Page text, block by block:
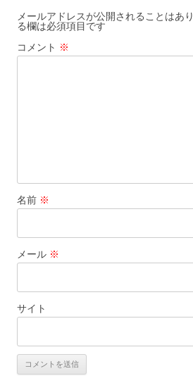
ー
シ
ョ
メールアドレスが公開されることはあり
る欄は必須項目です
コメント ※
名前 ※
メール ※
サイト